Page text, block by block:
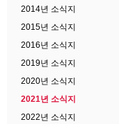
2014년 소식지
2015년 소식지
2016년 소식지
2019년 소식지
2020년 소식지
2021년 소식지
2022년 소식지